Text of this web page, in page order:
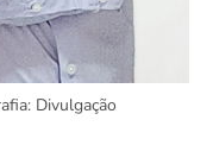
Divulgação